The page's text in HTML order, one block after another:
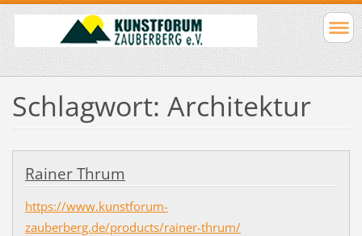
Schlagwort: Architektur
Rainer Thrum
https://www.kunstforum-
zauberberg.de/products/rainer-thrum/